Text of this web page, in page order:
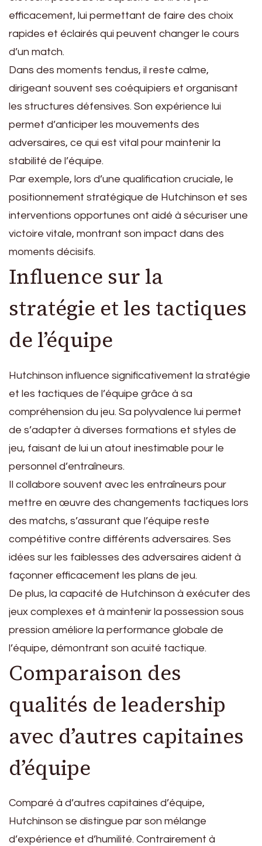
efficacement, lui permettant de faire des choix
rapides et éclairés qui peuvent changer le cours
d’un match.
Dans des moments tendus, il reste calme,
dirigeant souvent ses coéquipiers et organisant
les structures défensives. Son expérience lui
permet d’anticiper les mouvements des
adversaires, ce qui est vital pour maintenir la
stabilité de l’équipe.
Par exemple, lors d’une qualification cruciale, le
positionnement stratégique de Hutchinson et ses
interventions opportunes ont aidé à sécuriser une
victoire vitale, montrant son impact dans des
moments décisifs.
Influence sur la
stratégie et les tactiques
de l’équipe
Hutchinson influence significativement la stratégie
et les tactiques de l’équipe grâce à sa
compréhension du jeu. Sa polyvalence lui permet
de s’adapter à diverses formations et styles de
jeu, faisant de lui un atout inestimable pour le
personnel d’entraîneurs.
Il collabore souvent avec les entraîneurs pour
mettre en œuvre des changements tactiques lors
des matchs, s’assurant que l’équipe reste
compétitive contre différents adversaires. Ses
idées sur les faiblesses des adversaires aident à
façonner efficacement les plans de jeu.
De plus, la capacité de Hutchinson à exécuter des
jeux complexes et à maintenir la possession sous
pression améliore la performance globale de
l’équipe, démontrant son acuité tactique.
Comparaison des
qualités de leadership
avec d’autres capitaines
d’équipe
Comparé à d’autres capitaines d’équipe,
Hutchinson se distingue par son mélange
d’expérience et d’humilité. Contrairement à